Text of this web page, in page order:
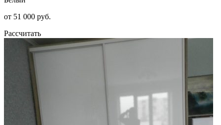
от 51 000 руб.
Рассчитать